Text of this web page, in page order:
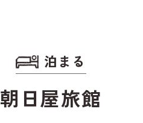
WEB宿泊予
泊まる
朝日屋旅館